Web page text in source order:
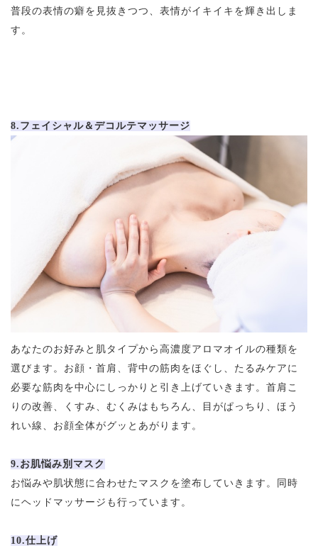
普段の表情の癖を見抜きつつ、表情がイキイキを輝き出しま
す。
8.フェイシャル＆デコルテマッサージ
あなたのお好みと肌タイプから高濃度アロマオイルの種類を
選びます。お顔・首肩、背中の筋肉をほぐし、たるみケアに
必要な筋肉を中心にしっかりと引き上げていきます。首肩こ
りの改善、くすみ、むくみはもちろん、目がぱっちり、ほう
れい線、お顔全体がグッとあがります。
9.お肌悩み別マスク
お悩みや肌状態に合わせたマスクを塗布していきます。同時
にヘッドマッサージも行っています。
10.仕上げ